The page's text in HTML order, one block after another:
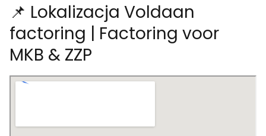
📌 Lokalizacja Voldaan
factoring | Factoring voor
MKB & ZZP